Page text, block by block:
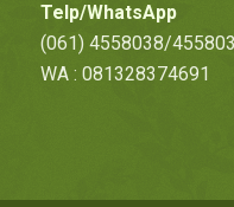
Telp/WhatsApp
(061) 4558038/
WA : 081328374691